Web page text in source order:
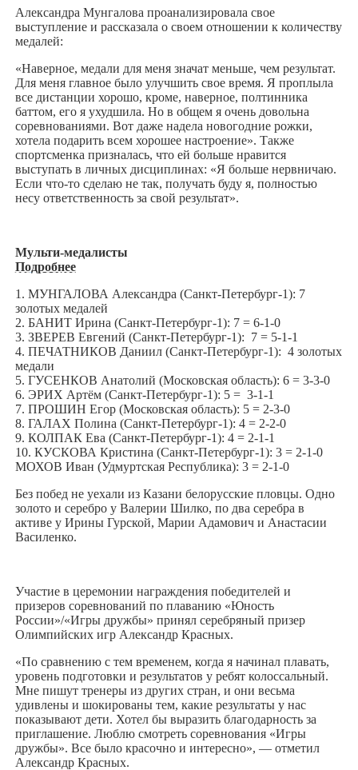
Александра Мунгалова проанализировала свое
выступление и рассказала о своем отношении к количеству
медалей:
«Наверное, медали для меня значат меньше, чем результат.
Для меня главное было улучшить свое время. Я проплыла
все дистанции хорошо, кроме, наверное, полтинника
баттом, его я ухудшила. Но в общем я очень довольна
соревнованиями. Вот даже надела новогодние рожки,
хотела подарить всем хорошее настроение». Также
спортсменка призналась, что ей больше нравится
выступать в личных дисциплинах: «Я больше нервничаю.
Если что-то сделаю не так, получать буду я, полностью
несу ответственность за свой результат».
Мульти-медалисты
Подробнее
1. МУНГАЛОВА Александра (Санкт-Петербург-1): 7
золотых медалей
2. БАНИТ Ирина (Санкт-Петербург-1): 7 = 6-1-0
3. ЗВЕРЕВ Евгений (Санкт-Петербург-1): 7 = 5-1-1
4. ПЕЧАТНИКОВ Даниил (Санкт-Петербург-1): 4 золотых
медали
5. ГУСЕНКОВ Анатолий (Московская область): 6 = 3-3-0
6. ЭРИХ Артём (Санкт-Петербург-1): 5 = 3-1-1
7. ПРОШИН Егор (Московская область): 5 = 2-3-0
8. ГАЛАХ Полина (Санкт-Петербург-1): 4 = 2-2-0
9. КОЛПАК Ева (Санкт-Петербург-1): 4 = 2-1-1
10. КУСКОВА Кристина (Санкт-Петербург-1): 3 = 2-1-0
МОХОВ Иван (Удмуртская Республика): 3 = 2-1-0
Без побед не уехали из Казани белорусские пловцы. Одно
золото и серебро у Валерии Шилко, по два серебра в
активе у Ирины Гурской, Марии Адамович и Анастасии
Василенко.
Участие в церемонии награждения победителей и
призеров соревнований по плаванию «Юность
России»/«Игры дружбы» принял серебряный призер
Олимпийских игр Александр Красных.
«По сравнению с тем временем, когда я начинал плавать,
уровень подготовки и результатов у ребят колоссальный.
Мне пишут тренеры из других стран, и они весьма
удивлены и шокированы тем, какие результаты у нас
показывают дети. Хотел бы выразить благодарность за
приглашение. Люблю смотреть соревнования «Игры
дружбы». Все было красочно и интересно», — отметил
Александр Красных.